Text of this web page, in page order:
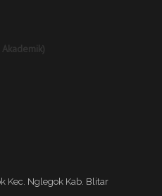
Kec. Nglegok Kab. Blitar